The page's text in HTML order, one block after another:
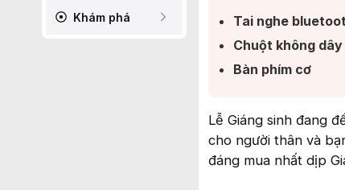
Khám phá
Tai nghe
Chuột không dây​
Bàn phím cơ​
Lễ Giáng sinh đang
cho người thân và
đáng mua nhất dịp